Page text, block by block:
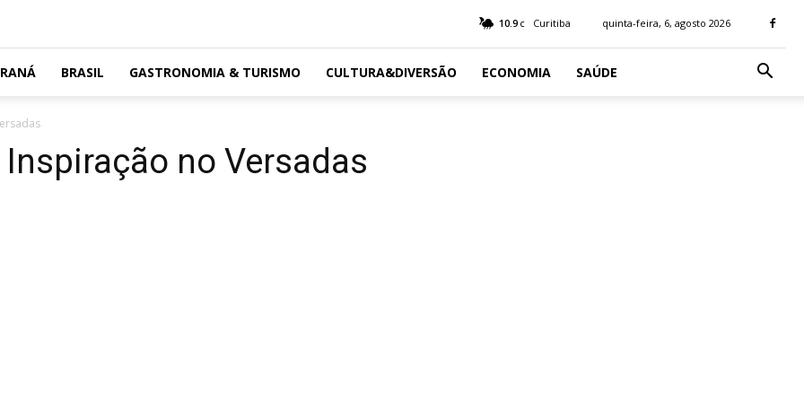
10.9 C Curitiba quinta-feira, 6, agosto 2026
BRASIL GASTRONOMIA & TURISMO CULTURA&DIVERSÃO ECONOMIA SAÚDE
Inspiração no Versadas